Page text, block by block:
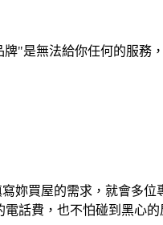
"是無法給你任何的服務
妳買屋的需求，就會多位
話費，也不怕碰到黑心